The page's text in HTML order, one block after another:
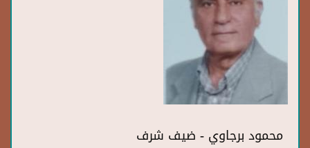
محمود برجاوي - ضيف شرف